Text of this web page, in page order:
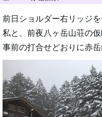
前日ショルダー右リッジ
私と、前夜八ヶ岳山荘の
事前の打合せどおりに赤